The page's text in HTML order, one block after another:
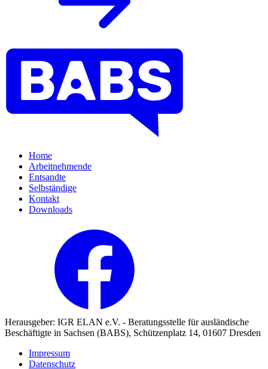
Home
Arbeitnehmende
Entsandte
Selbständige
Kontakt
Downloads
Herausgeber: IGR ELAN e.V. - Beratungsstelle für ausländische
Beschäftigte in Sachsen (BABS), Schützenplatz 14, 01607 Dresden
Impressum
Datenschutz